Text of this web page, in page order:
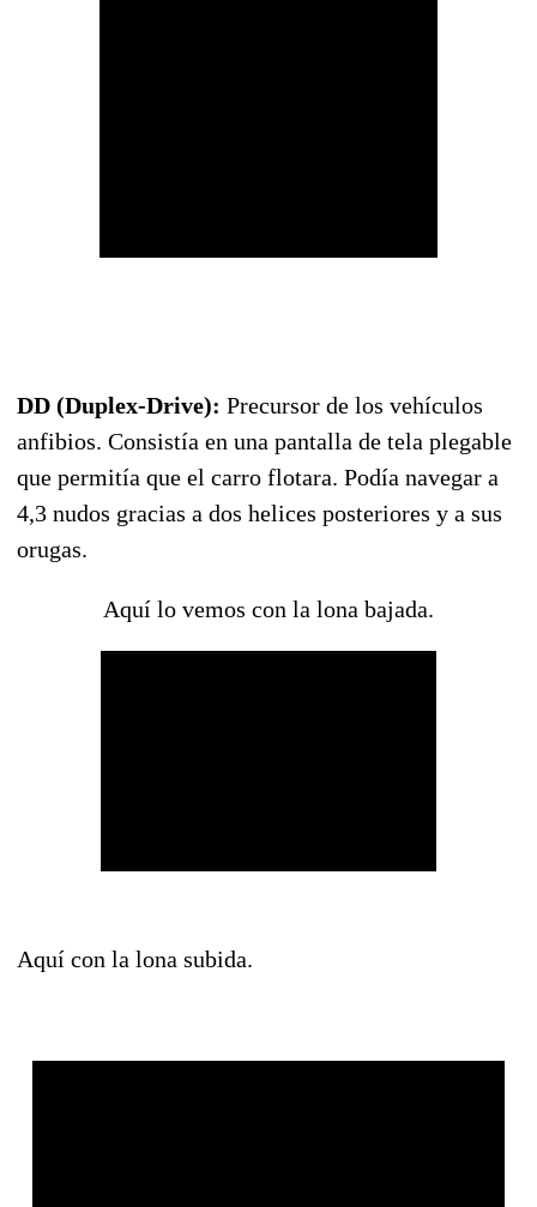
DD (Duplex-Drive): Precursor de los vehículos
anfibios. Consistía en una pantalla de tela plegable
que permitía que el carro flotara. Podía navegar a
4,3 nudos gracias a dos helices posteriores y a sus
orugas.
Aquí lo vemos con la lona bajada.
Aquí con la lona subida.